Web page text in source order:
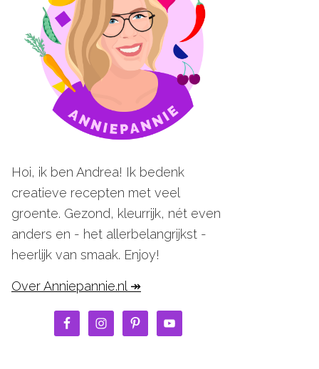
Hoi, ik ben Andrea! Ik bedenk
creatieve recepten met veel
groente. Gezond, kleurrijk, nét even
anders en - het allerbelangrijkst -
heerlijk van smaak. Enjoy!
Over Anniepannie.nl ↠